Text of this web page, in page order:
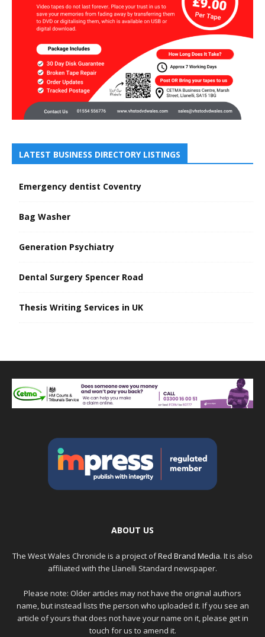
LATEST BUSINESS DIRECTORY LISTINGS
Emergency dentist Coventry
Bag Washer
Generation Psychiatry
Dental Surgery Spencer Road
Thesis Writing Services in UK
ABOUT US
The West Wales Chronicle is a project ofRed Brand Media. It is also
affiliated with the Llanelli Standard newspaper.
Please note: Older articles may not have the original authors
name, but instead lists the person who uploaded it. If you see an
article of yours that does not have your name on it, please get in
touch for us to amend it.